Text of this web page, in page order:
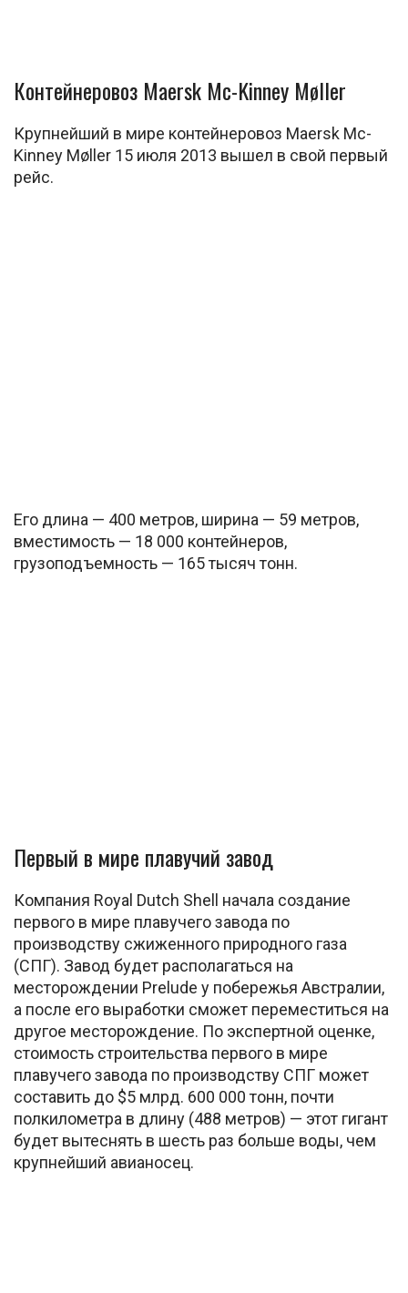
Контейнеровоз Maersk Mc-Kinney Møller
Крупнейший в мире контейнеровоз Maersk Mc-
Kinney Møller 15 июля 2013 вышел в свой первый
рейс.
Его длина — 400 метров, ширина — 59 метров,
вместимость — 18 000 контейнеров,
грузоподъемность — 165 тысяч тонн.
Первый в мире плавучий завод
Компания Royal Dutch Shell начала создание
первого в мире плавучего завода по
производству сжиженного природного газа
(СПГ). Завод будет располагаться на
месторождении Prelude у побережья Австралии,
а после его выработки сможет переместиться на
другое месторождение. По экспертной оценке,
стоимость строительства первого в мире
плавучего завода по производству СПГ может
составить до $5 млрд. 600 000 тонн, почти
полкилометра в длину (488 метров) — этот гигант
будет вытеснять в шесть раз больше воды, чем
крупнейший авианосец.